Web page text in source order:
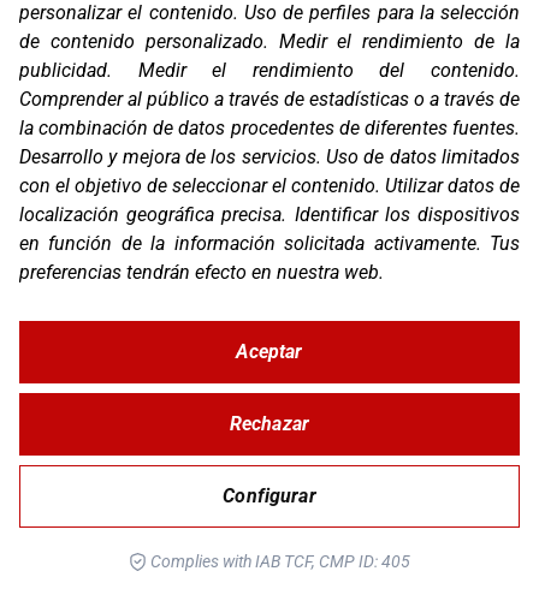
OS-RACK LOOPS KTM
OS-BASE KTM 1050/1090/1190/1290
personalizar el contenido. Uso de perfiles para la selección
de contenido personalizado. Medir el rendimiento de la
publicidad. Medir el rendimiento del contenido.
Comprender al público a través de estadísticas o a través de
la combinación de datos procedentes de diferentes fuentes.
Desarrollo y mejora de los servicios.Uso de datos limitados
con el objetivo de seleccionar el contenido. Utilizar datos de
localización geográfica precisa. Identificar los dispositivos
en función de la información solicitada activamente. Tus
preferencias tendrán efecto en nuestra web.
Configurar
Rechazar
Aceptar
Complies with IAB TCF, CMP ID: 405